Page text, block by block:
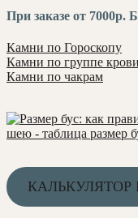
При заказе от
Камни по Гороскопу
Камни по группе крови
Камни по чакрам
КАЛЬКУЛЯТОР